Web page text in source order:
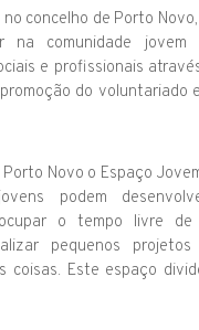
concelho de Porto
na comunidade jovem
e profissionais
do voluntariado
Porto Novo o Espaço
podem
o tempo livre
pequenos projetos
coisas. Este espaço